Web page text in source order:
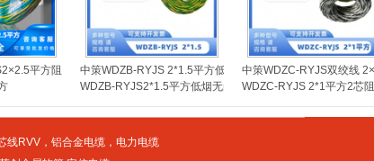
平方阻燃双绞线花线中策WDZB-RYJS 2*1.5平方低烟无卤双绞线
WDZB-RYJS2*1.5平方低烟无卤双绞线
中策WDZC-RYJS双绞线
WDZC-RYJS 2*1平方2芯阻
线RVV， 铝合金电缆， 电力电缆